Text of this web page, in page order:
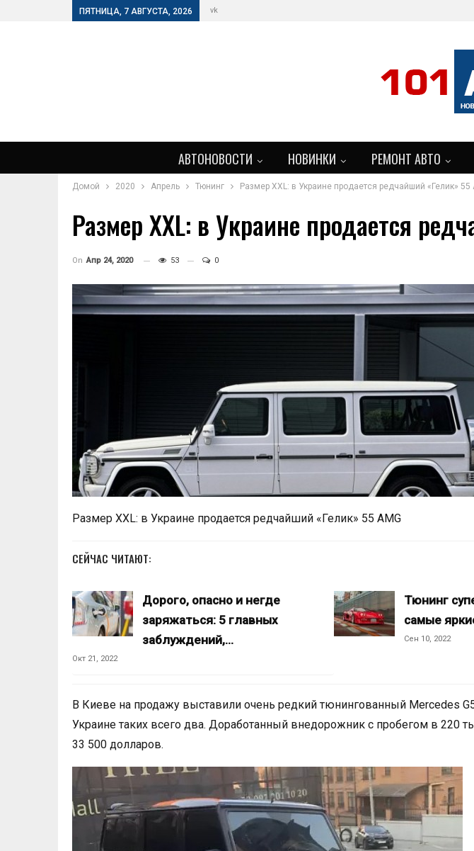
ПЯТНИЦА, 7 АВГУСТА, 2026 vk
АВТОНОВОСТИ НОВИНКИ РЕМОНТ АВТО
Домой 2020 Апрель Тюнинг Размер XXL: в Украине продается редчайший «Гелик» 55
Размер XXL: в Украине продается
On Апр 24, 2020 53 0
Размер XXL: в Украине продается редчайший «Гелик» 55 AMG
СЕЙЧАС ЧИТАЮТ:
Дорого, опасно и негде
заряжаться: 5 главных
заблуждений,…
Окт 21, 2022
Тюнинг
самые
Сен 10, 2022
В Киеве на продажу выставили очень редкий тюнингованный Mercedes
Украине таких всего два. Доработанный внедорожник с пробегом в 220
33 500 долларов.